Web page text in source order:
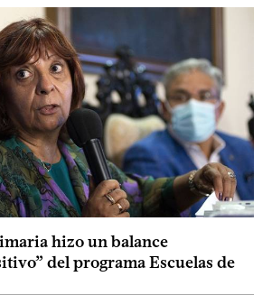
hizo un balance
del programa Escuelas de